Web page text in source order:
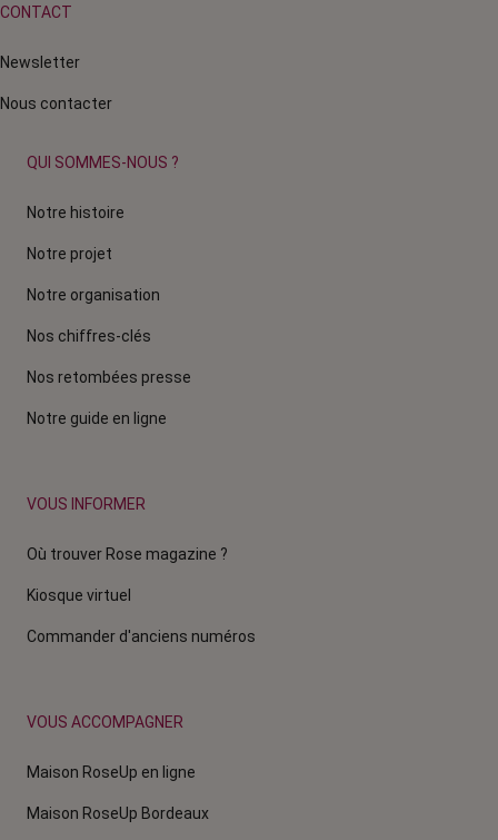
CONTACT
Newsletter
Nous contacter
QUI SOMMES-NOUS ?
Notre histoire
Notre projet
Notre organisation
Nos chiffres-clés
Nos retombées presse
Notre guide en ligne
VOUS INFORMER
Où trouver Rose magazine ?
Kiosque virtuel
Commander d'anciens numéros
VOUS ACCOMPAGNER
Maison RoseUp en ligne
Maison RoseUp Bordeaux